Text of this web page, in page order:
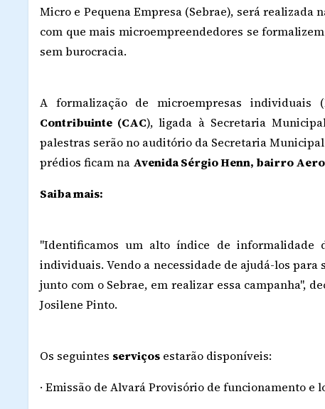
Micro e Pequena Empresa (Sebrae), será
com que mais microempreendedores se
sem burocracia.
A formalização de microempresas individuais
Contribuinte (CAC), ligada à Secretaria
palestras serão no auditório da Secretaria
prédios ficam na Avenida Sérgio Henn, bairro
Saiba mais:
"Identificamos um alto índice de informalidade
individuais. Vendo a necessidade de ajudá-los
junto com o Sebrae, em realizar essa campanha",
Josilene Pinto.
Os seguintes serviços estarão disponíveis:
· Emissão de Alvará Provisório de funcionamento